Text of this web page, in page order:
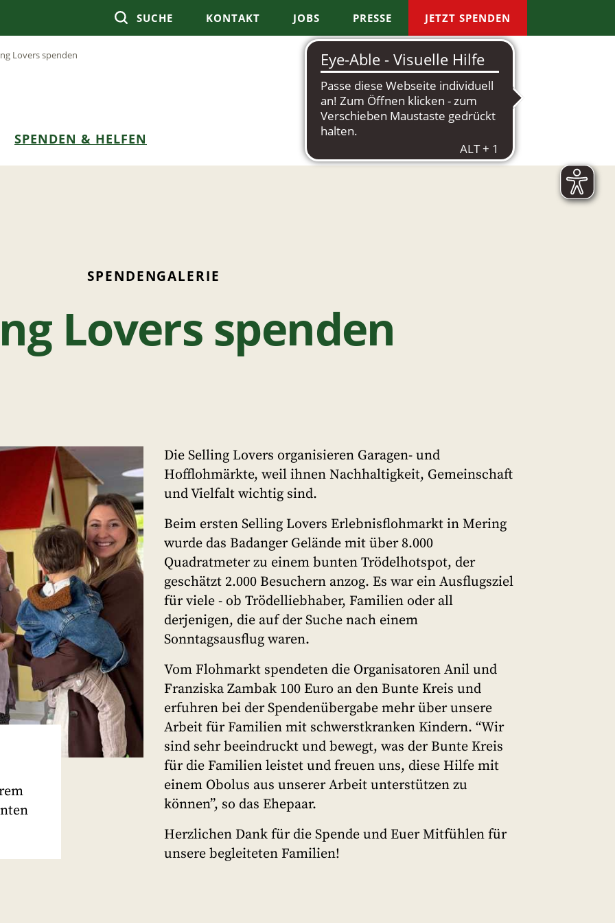
SUCHE KONTAKT JOBS PRESSE JETZT SPENDEN
Lovers spenden
SPENDEN & HELFEN
SPENDENGALERIE
Lovers spenden
Die Selling Lovers organisieren Garagen- und
Hofflohmärkte, weil ihnen Nachhaltigkeit, Gemeinschaft
und Vielfalt wichtig sind.
Beim ersten Selling Lovers Erlebnisflohmarkt in Mering
wurde das Badanger Gelände mit über 8.000
Quadratmeter zu einem bunten Trödelhotspot, der
geschätzt 2.000 Besuchern anzog. Es war ein Ausflugsziel
für viele - ob Trödelliebhaber, Familien oder all
derjenigen, die auf der Suche nach einem
Sonntagsausflug waren.
Vom Flohmarkt spendeten die Organisatoren Anil und
Franziska Zambak 100 Euro an den Bunte Kreis und
erfuhren bei der Spendenübergabe mehr über unsere
Arbeit für Familien mit schwerstkranken Kindern. “Wir
sind sehr beeindruckt und bewegt, was der Bunte Kreis
für die Familien leistet und freuen uns, diese Hilfe mit
einem Obolus aus unserer Arbeit unterstützen zu
können”, so das Ehepaar.
Herzlichen Dank für die Spende und Euer Mitfühlen für
unsere begleiteten Familien!